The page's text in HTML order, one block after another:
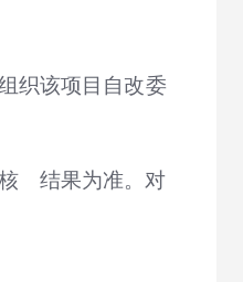
织该项目自改委
核 结果为准。对